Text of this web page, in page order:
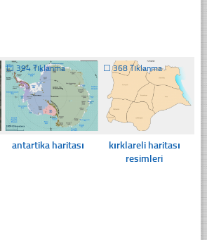
☐ 394 Tıklanma
antartika haritası
☐368 Tıklanma
kırklareli haritası
resimleri